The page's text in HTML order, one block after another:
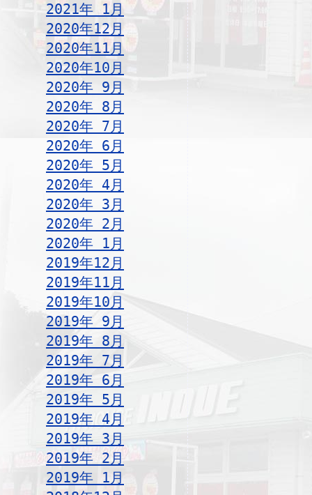
2021年 1月
2020年12月
2020年11月
2020年10月
2020年 9月
2020年 8月
2020年 7月
2020年 6月
2020年 5月
2020年 4月
2020年 3月
2020年 2月
2020年 1月
2019年12月
2019年11月
2019年10月
2019年 9月
2019年 8月
2019年 7月
2019年 6月
2019年 5月
2019年 4月
2019年 3月
2019年 2月
2019年 1月